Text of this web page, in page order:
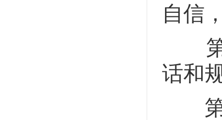
自信
第
话和
第